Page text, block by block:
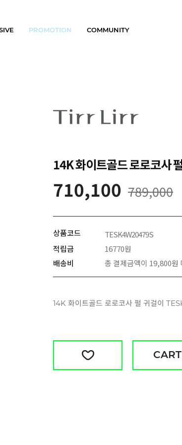
PROMOTION COMMUNITY
14K 화이트골드 로로코사
710,100 789,000
상품코드
TESK4W20479S
적립금
16770원
배송비
총 결제금액이 19,800원
CART